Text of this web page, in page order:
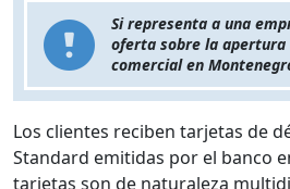
Si representa a una
oferta sobre la apertura
comercial en
Los clientes reciben tarjetas de
Standard emitidas por el banco
tarjetas son de naturaleza